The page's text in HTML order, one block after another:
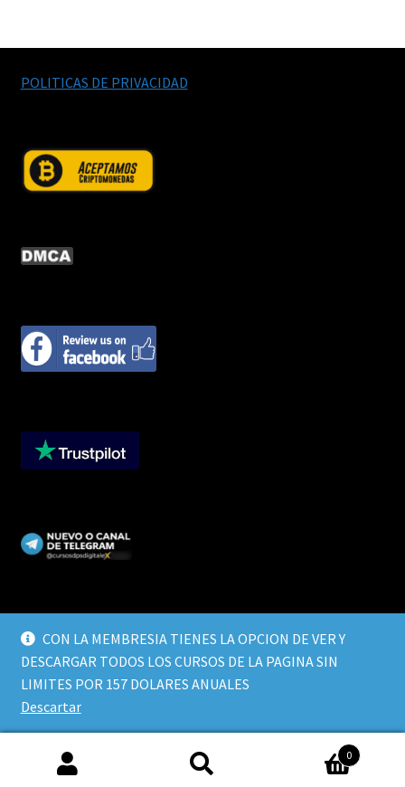
CON LA MEMBRESIA TIENES LA OPCION DE VER Y
DESCARGAR TODOS LOS CURSOS DE LA PAGINA SIN
LIMITES POR 157 DOLARES ANUALES
Descartar
POLITICAS DE PRIVACIDAD
© CURSOS DIGITALEX 2026
TERMINOS Y CONDICIONES
Built with WooCommerce
0